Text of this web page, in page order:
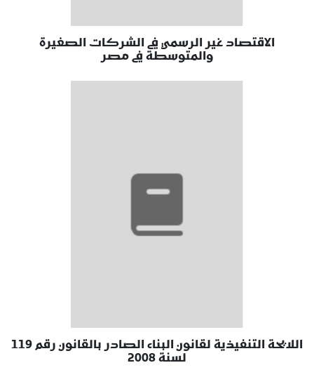
الاقتصاد غير الرسمي في الشركات الصغيرة
والمتوسطة في مصر
اللايحة التنفيذية لقانون البناء الصادر بالقانون رقم 119
لسنة 2008